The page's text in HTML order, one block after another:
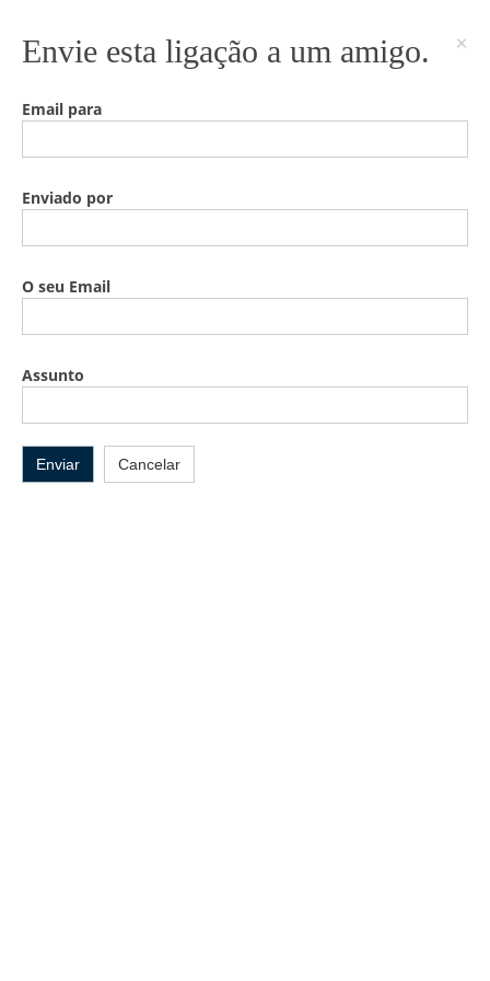
Envie esta ligação a um amigo. ×
Email para
Enviado por
O seu Email
Assunto
Enviar Cancelar